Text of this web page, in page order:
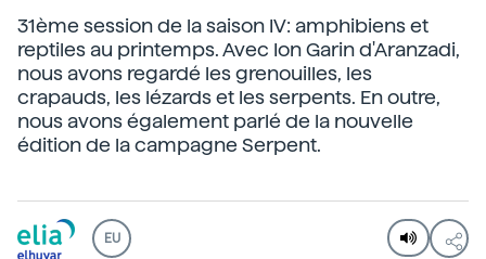
31ème session de la saison IV: amphibiens et
reptiles au printemps. Avec Ion Garin d'Aranzadi,
nous avons regardé les grenouilles, les
crapauds, les lézards et les serpents. En outre,
nous avons également parlé de la nouvelle
édition de la campagne Serpent.
EU